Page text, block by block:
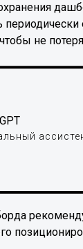
периодически
не